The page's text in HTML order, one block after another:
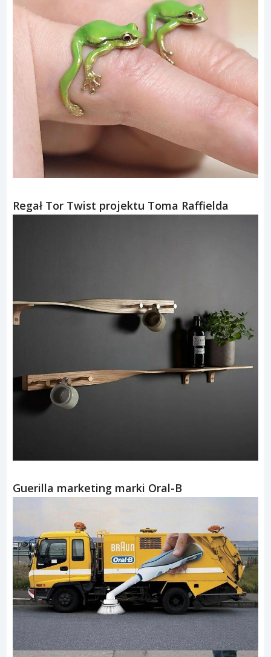
Regał Tor Twist projektu Toma Raffielda
Guerilla marketing marki Oral-B